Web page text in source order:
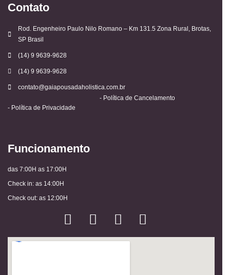
Contato
Rod. Engenheiro Paulo Nilo Romano – Km 131.5 Zona Rural, Brotas,
SP Brasil
(14) 9 9639-9628
(14) 9 9639-9628
contato@gaiapousadaholistica.com.br
- Política de Privacidade
- Política de Cancelamento
Funcionamento
das 7:00H as 17:00H
Check in: as 14:00H
Check out: as 12:00H